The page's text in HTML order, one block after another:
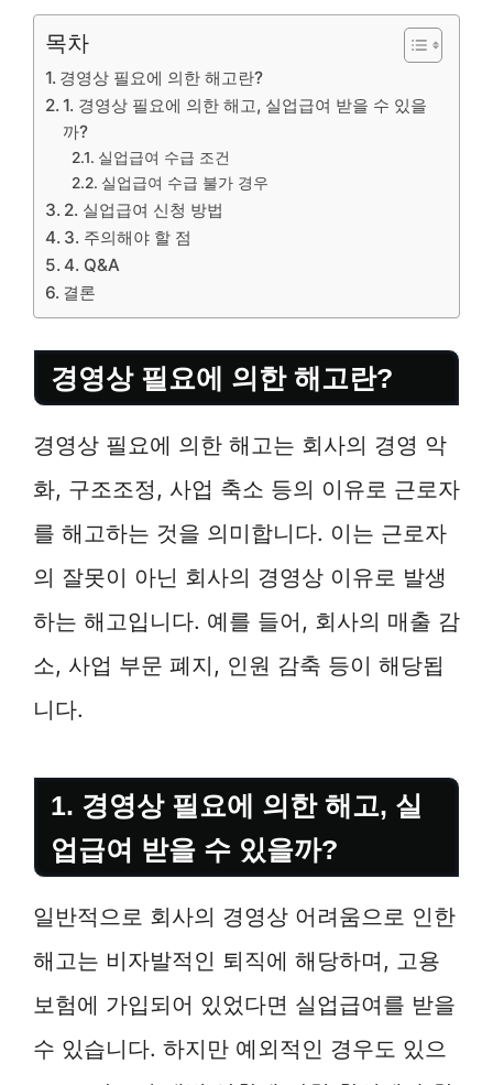
목차
경영상 필요에 의한 해고란?
1. 경영상 필요에 의한 해고, 실업급여 받을 수 있을
까?
실업급여 수급 조건
실업급여 수급 불가 경우
2. 실업급여 신청 방법
3. 주의해야 할 점
4. Q&A
결론
경영상 필요에 의한 해고란?
경영상 필요에 의한 해고는 회사의 경영 악
화, 구조조정, 사업 축소 등의 이유로 근로자
를 해고하는 것을 의미합니다. 이는 근로자
의 잘못이 아닌 회사의 경영상 이유로 발생
하는 해고입니다. 예를 들어, 회사의 매출 감
소, 사업 부문 폐지, 인원 감축 등이 해당됩
니다.
1. 경영상 필요에 의한 해고, 실
업급여 받을 수 있을까?
일반적으로 회사의 경영상 어려움으로 인한
해고는 비자발적인 퇴직에 해당하며, 고용
보험에 가입되어 있었다면 실업급여를 받을
수 있습니다. 하지만 예외적인 경우도 있으